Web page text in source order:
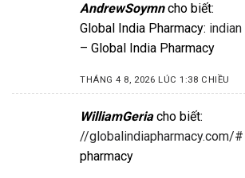
AndrewSoymn cho biết:
Global India Pharmacy:
– Global India Pharmacy
THÁNG 4 8, 2026 LÚC 1:38 CHIỀU
WilliamGeria cho biết:
//globalindiapharmacy.com/#
pharmacy